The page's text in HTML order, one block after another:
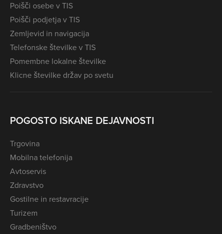
Poišči osebe v TIS
Poišči podjetja v TIS
Zemljevid in navigacija
Telefonske številke v TIS
Pomembne lokalne številke
Klicne številke držav po svetu
POGOSTO ISKANE DEJAVNOSTI
Trgovina
Mobilna telefonija
Avtoservis
Zdravstvo
Gostilne in restavracije
Turizem
Gradbeništvo